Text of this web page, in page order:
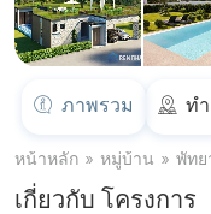
ภาพรวม ทำ
หน้าหลัก หมู่บ้าน พัทย
เกี่ยวกับ โครงการ